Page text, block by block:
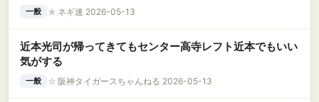
一般 ★ ネギ速 2026-05-13
近本光司が帰ってきてもセンター高寺レフト近本でもいい
気がする
一般 ☆ 阪神タイガースちゃんねる 2026-05-13